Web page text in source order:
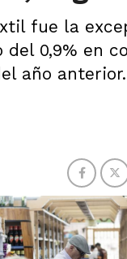
fue la
del 0,9% en
año anterior.